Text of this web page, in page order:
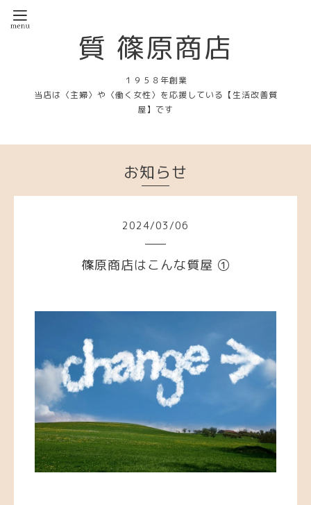
質 篠原商店
１９５８年創業
当店は〈主婦〉や〈働く女性〉を応援している【生活改善質
屋】です
お知らせ
2024/03/06
篠原商店はこんな質屋 ①